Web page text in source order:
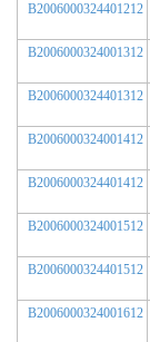
B2006000324401212
B2006000324001312
B2006000324401312
B2006000324001412
B2006000324401412
B2006000324001512
B2006000324401512
B2006000324001612